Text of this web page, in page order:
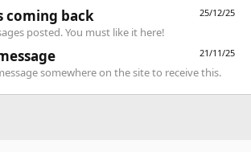
25/12/25
coming back
posted. You must like it here!
21/11/25
somewhere on the site to receive this.